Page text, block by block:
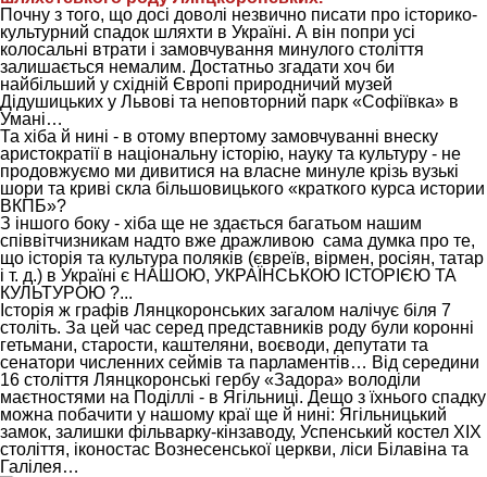
Почну з того, що досі доволі незвично писати про історико-
культурний спадок шляхти в Україні. А він попри усі
колосальні втрати і замовчування минулого століття
залишається немалим. Достатньо згадати хоч би
найбільший у східній Європі природничий музей
Дідушицьких у Львові та неповторний парк «Софіївка» в
Умані…
Та хіба й нині - в отому впертому замовчуванні внеску
аристократії в національну історію, науку та культуру - не
продовжуємо ми дивитися на власне минуле крізь вузькі
шори та криві скла більшовицького «краткого курса истории
ВКПБ»?
З іншого боку - хіба ще не здається багатьом нашим
співвітчизникам надто вже дражливою сама думка про те,
що історія та культура поляків (євреїв, вірмен, росіян, татар
і т. д.) в Україні є НАШОЮ, УКРАЇНСЬКОЮ ІСТОРІЄЮ ТА
КУЛЬТУРОЮ ?...
Історія ж графів Лянцкоронських загалом налічує біля 7
століть. За цей час серед представників роду були коронні
гетьмани, старости, каштеляни, воєводи, депутати та
сенатори численних сеймів та парламентів… Від середини
16 століття Лянцкоронські гербу «Задора» володіли
маєтностями на Поділлі - в Ягільниці. Дещо з їхнього спадку
можна побачити у нашому краї ще й нині: Ягільницький
замок, залишки фільварку-кінзаводу, Успенський костел ХІХ
століття, іконостас Вознесенської церкви, ліси Білавіна та
Галілея…